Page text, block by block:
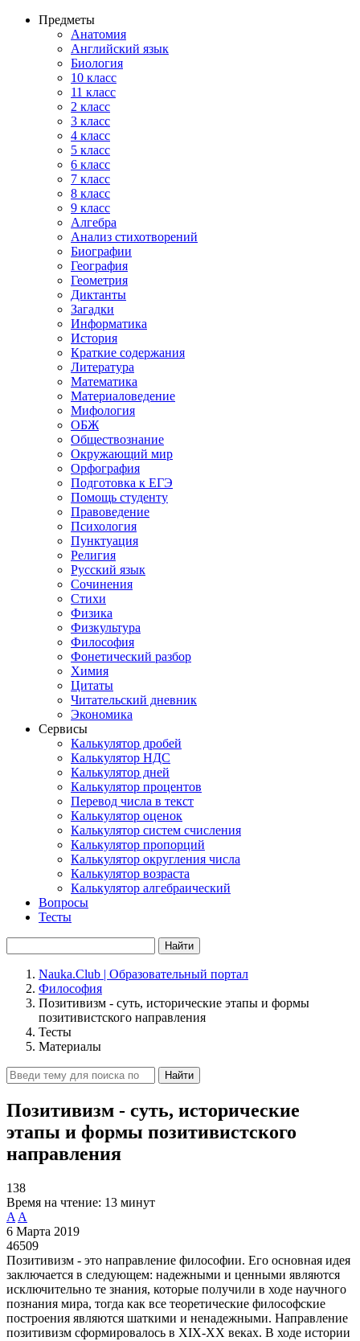
Предметы
Анатомия
Английский язык
Биология
10 класс
11 класс
2 класс
3 класс
4 класс
5 класс
6 класс
7 класс
8 класс
9 класс
Алгебра
Анализ стихотворений
Биографии
География
Геометрия
Диктанты
Загадки
Информатика
История
Краткие содержания
Литература
Математика
Материаловедение
Мифология
ОБЖ
Обществознание
Окружающий мир
Орфография
Подготовка к ЕГЭ
Помощь студенту
Правоведение
Психология
Пунктуация
Религия
Русский язык
Сочинения
Стихи
Физика
Физкультура
Философия
Фонетический разбор
Химия
Цитаты
Читательский дневник
Экономика
Сервисы
Калькулятор дробей
Калькулятор НДС
Калькулятор дней
Калькулятор процентов
Перевод числа в текст
Калькулятор оценок
Калькулятор систем счисления
Калькулятор пропорций
Калькулятор округления числа
Калькулятор возраста
Калькулятор алгебраический
Вопросы
Тесты
Найти
Nauka.Club | Образовательный портал
Философия
Позитивизм - суть, исторические этапы и формы
позитивистского направления
Тесты
Материалы
Найти
Позитивизм - суть, исторические
этапы и формы позитивистского
направления
138
Время на чтение: 13 минут
A A
6 Марта 2019
46509
Позитивизм - это направление философии. Его основная идея
заключается в следующем: надежными и ценными являются
исключительно те знания, которые получили в ходе научного
познания мира, тогда как все теоретические философские
построения являются шаткими и ненадежными. Направление
позитивизм сформировалось в XIX-XX веках. В ходе истории